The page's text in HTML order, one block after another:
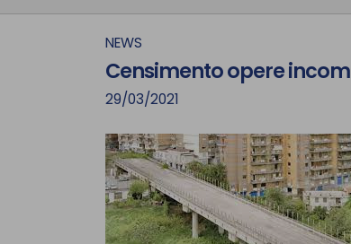
NEWS
Censimento opere
29/03/2021